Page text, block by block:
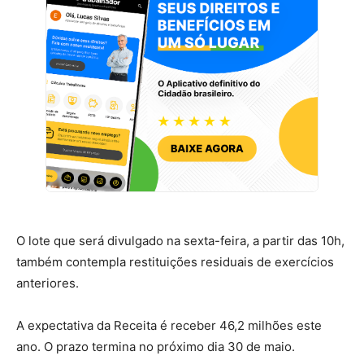
O lote que será divulgado na sexta-feira, a partir das 10h,
também contempla restituições residuais de exercícios
anteriores.
A expectativa da Receita é receber 46,2 milhões este
ano. O prazo termina no próximo dia 30 de maio.